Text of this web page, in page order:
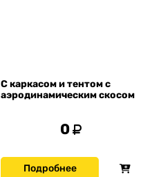
С каркасом и тентом с
аэродинамическим скосом
0
Подробнее